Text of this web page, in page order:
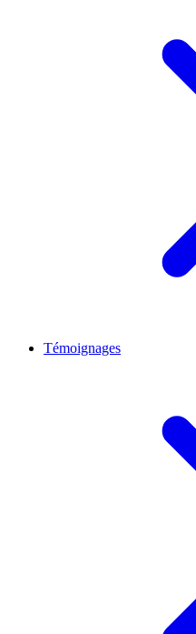
Témoignages